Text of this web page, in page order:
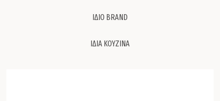
ΙΔΙΟ BRAND
ΙΔΙΑ ΚΟΥΖΙΝΑ